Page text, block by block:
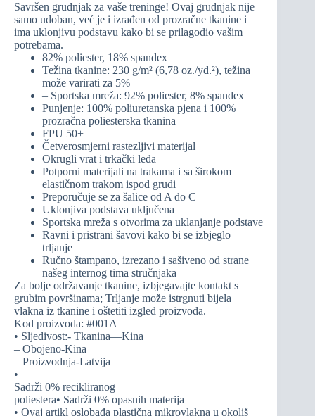
Savršen grudnjak za vaše treninge! Ovaj grudnjak nije
samo udoban, već je i izrađen od prozračne tkanine i
ima uklonjivu podstavu kako bi se prilagodio vašim
potrebama.
82% poliester, 18% spandex
Težina tkanine: 230 g/m² (6,78 oz./yd.²), težina
može varirati za 5%
– Sportska mreža: 92% poliester, 8% spandex
Punjenje: 100% poliuretanska pjena i 100%
prozračna poliesterska tkanina
FPU 50+
Četverosmjerni rastezljivi materijal
Okrugli vrat i trkački leđa
Potporni materijali na trakama i sa širokom
elastičnom trakom ispod grudi
Preporučuje se za šalice od A do C
Uklonjiva podstava uključena
Sportska mreža s otvorima za uklanjanje podstave
Ravni i pristrani šavovi kako bi se izbjeglo
trljanje
Ručno štampano, izrezano i sašiveno od strane
našeg internog tima stručnjaka
Za bolje održavanje tkanine, izbjegavajte kontakt s
grubim površinama; Trljanje može istrgnuti bijela
vlakna iz tkanine i oštetiti izgled proizvoda.
Kod proizvoda: #001A
• Sljedivost:- Tkanina—Kina
– Obojeno-Kina
– Proizvodnja-Latvija
•
Sadrži 0% recikliranog
poliestera• Sadrži 0% opasnih materija
• Ovaj artikl oslobađa plastična mikrovlakna u okoliš